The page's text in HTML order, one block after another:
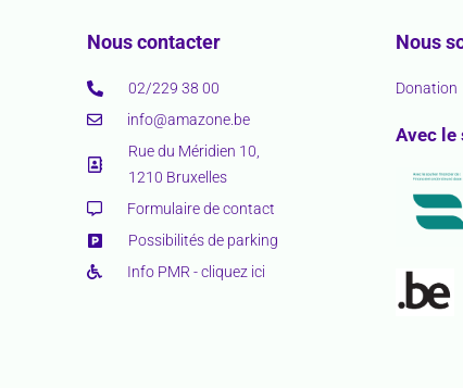
Nous contacter
02/229 38 00
info@amazone.be
Rue du Méridien 10,
1210 Bruxelles
Formulaire de contact
Possibilités de parking
Info PMR - cliquez ici
Nous
Donation
Avec le